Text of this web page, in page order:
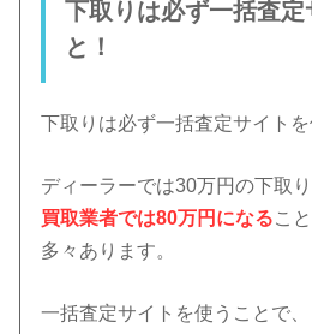
下取りは必ず一括査定
と！
下取りは必ず一括査定サイトを
ディーラーでは30万円の下取り
買取業者では80万円になるこ
多々あります。
一括査定サイトを使うことで、